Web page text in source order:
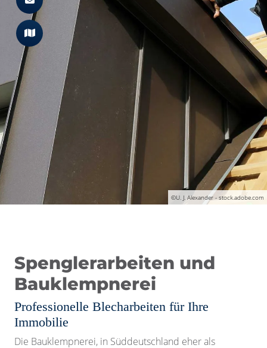
©U. J. Alexander - stock.adobe.com
Spenglerarbeiten und
Bauklempnerei
Professionelle Blecharbeiten für Ihre
Immobilie
Die Bauklempnerei, in Süddeutschland eher als